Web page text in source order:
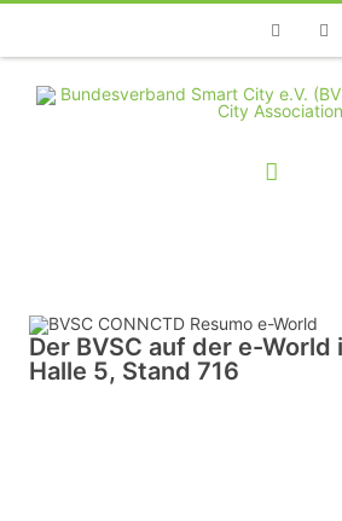
TelefonFacebook
Der BVSC auf der e-World
Halle 5, Stand 716